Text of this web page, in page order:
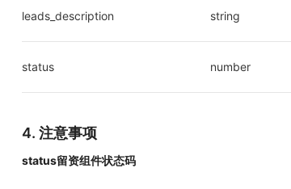
leads_description string
status number
4. 注意事项
status留资组件状态码